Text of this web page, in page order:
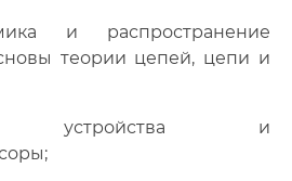
и распространение
теории цепей, цепи и
устройства и